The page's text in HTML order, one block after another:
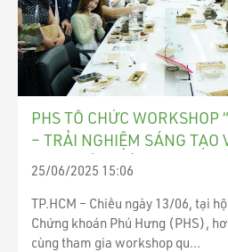
PHS TỔ CHỨC WORKSHOP
– TRẢI NGHIỆM SÁNG TẠO
CHO NHÂN VIÊN
25/06/2025 15:06
TP.HCM – Chiều ngày 13/06, tại
Chứng khoán Phú Hưng (PHS),
cùng tham gia workshop qu...